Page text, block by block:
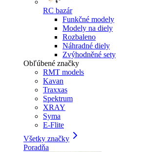
RC bazár
Funkčné modely
Modely na diely
Rozbaleno
Náhradné diely
Zvýhodněné sety
Obľúbené značky
RMT models
Kavan
Traxxas
Spektrum
XRAY
Syma
E-Flite
Všetky značky
Poradňa